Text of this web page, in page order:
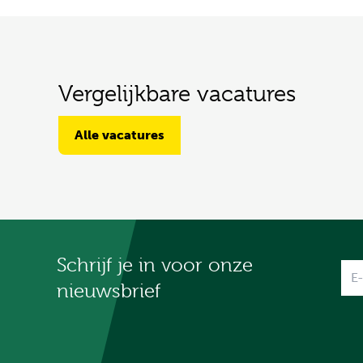
Vergelijkbare vacatures
Alle vacatures
Schrijf je in voor onze
nieuwsbrief